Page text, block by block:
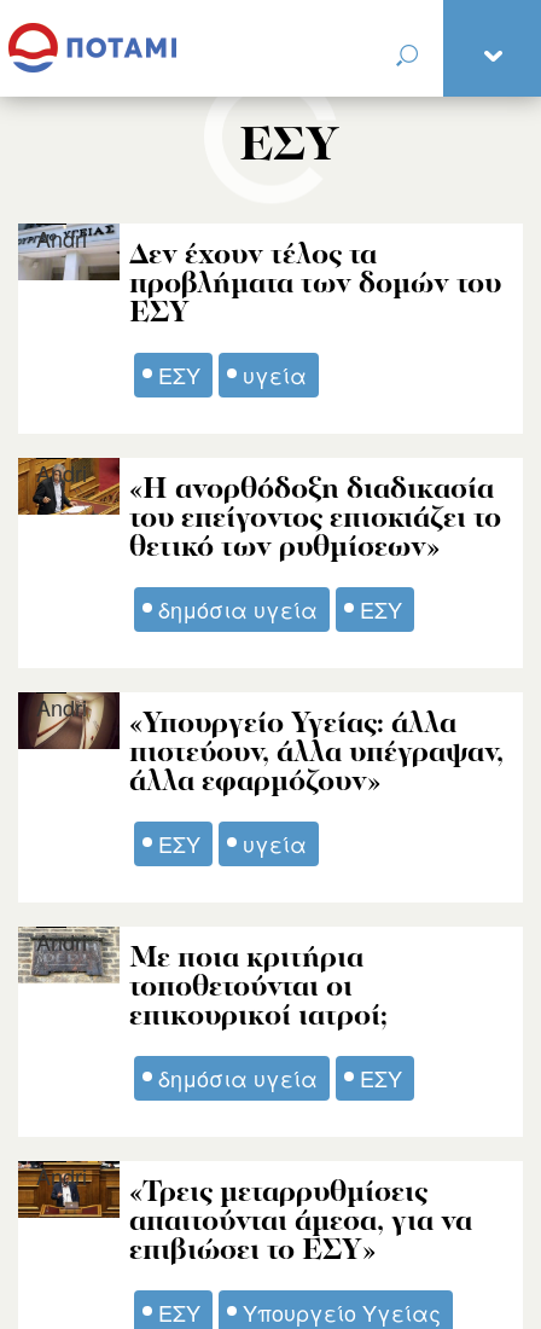
ΕΣΥ
Δεν έχουν τέλος τα
προβλήματα των δομών του
ΕΣΥ
ΕΣΥ υγεία
Andri
«Η ανορθόδοξη διαδικασία
του επείγοντος επισκιάζει το
θετικό των ρυθμίσεων»
δημόσια υγεία ΕΣΥ
Andri
«Υπουργείο Υγείας: άλλα
πιστεύουν, άλλα υπέγραψαν,
άλλα εφαρμόζουν»
ΕΣΥ υγεία
Andri
Με ποια κριτήρια
τοποθετούνται οι
επικουρικοί ιατροί;
δημόσια υγεία ΕΣΥ
Andri
«Τρεις μεταρρυθμίσεις
απαιτούνται άμεσα, για να
επιβιώσει το ΕΣΥ»
ΕΣΥ Υπουργείο Υγείας
Andri